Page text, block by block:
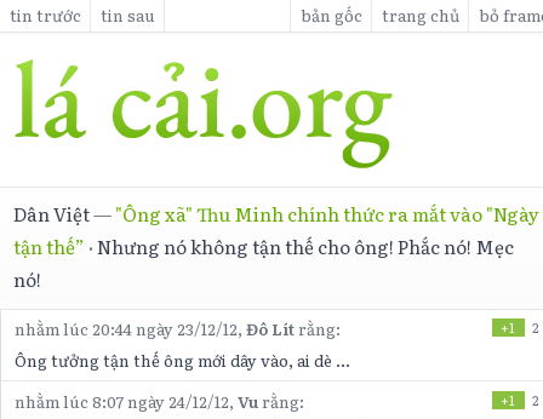
tin trước tin sau bản gốc trang chủ bỏ
Dân Việt—"Ông xã" Thu Minh chính thức ra mắt vào "Ngày
tận thế” ·Nhưng nó không tận thế cho ông! Phắc nó! Mẹc
nó!
nhằm lúc 20:44 ngày 23/12/12,Đô Lítrằng: +1 2
Ông tưởng tận thế ông mới dây vào, ai dè ...
nhằm lúc 8:07 ngày 24/12/12,Vu rằng: +1 2